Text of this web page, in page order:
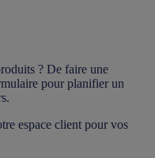
? De faire une
pour planifier un
espace client pour vos